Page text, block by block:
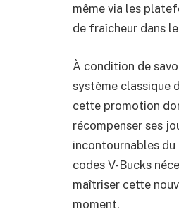
même via les
de fraîcheur dans
À condition de
système classique
cette promotion
récompenser ses
incontournables
codes V-Bucks
maîtriser cette
moment.